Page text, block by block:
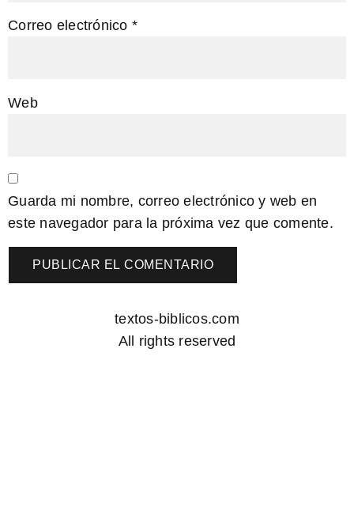
Correo electrónico *
Web
Guarda mi nombre, correo electrónico y web en
este navegador para la próxima vez que comente.
textos-biblicos.com
All rights reserved